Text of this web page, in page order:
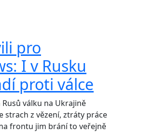
pro
I v Rusku
proti válce
válku na Ukrajině
strach z vězení, ztráty práce
frontu jim brání to veřejně